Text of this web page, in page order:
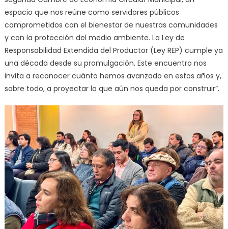
espacio que nos reúne como servidores públicos
comprometidos con el bienestar de nuestras comunidades
y con la protección del medio ambiente. La Ley de
Responsabilidad Extendida del Productor (Ley REP) cumple ya
una década desde su promulgación. Este encuentro nos
invita a reconocer cuánto hemos avanzado en estos años y,
sobre todo, a proyectar lo que aún nos queda por construir”.